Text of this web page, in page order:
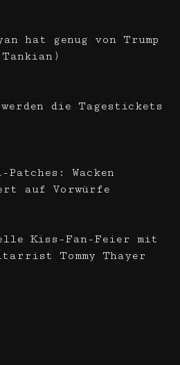
hat genug von Trump
die Tagestickets
Wacken
auf Vorwürfe
Kiss-Fan-Feier mit
Tommy Thayer